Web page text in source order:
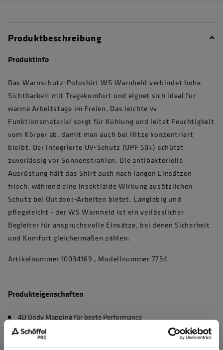
Produktbeschreibung
Produktinfo
Das Warnschutz-Poloshirt WS Warnheld verbindet hohe
Sichtbarkeit mit Tragekomfort und eignet sich ideal für
warme Arbeitstage im Freien. Das leichte vv
Funktionsmaterial sorgt für Kühlung und leitet Feuchtigkeit
vom Körper ab, damit man auch bei Hitze konzentriert
bleibt. Der integrierte UV-Schutz (UPF 50+) schützt
zuverlässig vor Sonnenstrahlen. Die antibakterielle
Ausrüstung hält das Shirt auch nach langen Einsätzen
frisch, während eine insektizide Wirkung zusätzlichen
Schutz bei Outdoor-Arbeiten bietet. Langlebig und
pflegeleicht - der WS Warnheld ist ein verlässlicher
Begleiter für anspruchsvolle Einsätze, bei denen Sicherheit
und Komfort gleichermaßen zählen.
Artikelnummer 10034169 , Modellnummer 7734
Produkteigenschaften
4D Body Mapping für beste Performance
Waschbar bei 60°C, max. 50 Haushaltswäschen (EN 20471)